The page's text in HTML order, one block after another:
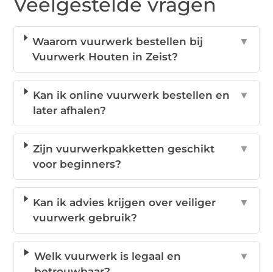
Waarom vuurwerk bestellen bij
Vuurwerk Houten in Zeist?
▼
Kan ik online vuurwerk bestellen en
later afhalen?
▼
Zijn vuurwerkpakketten geschikt
voor beginners?
▼
Kan ik advies krijgen over veiliger
vuurwerk gebruik?
▼
Welk vuurwerk is legaal en
▼